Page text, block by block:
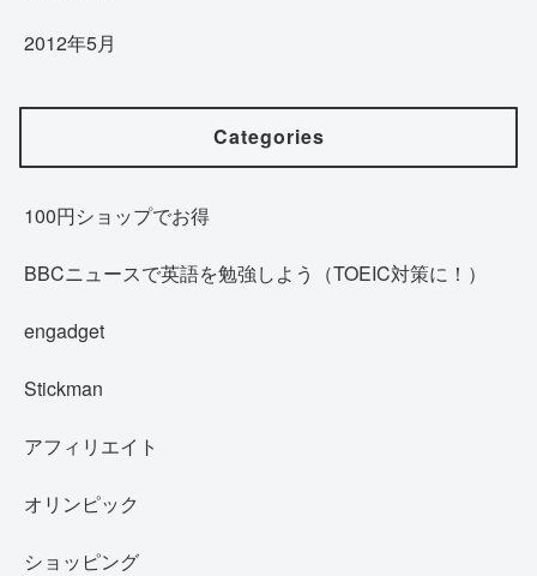
2012年5月
Categories
100円ショップでお得
BBCニュースで英語を勉強しよう（TOEIC対策に！）
engadget
Stickman
アフィリエイト
オリンピック
ショッピング